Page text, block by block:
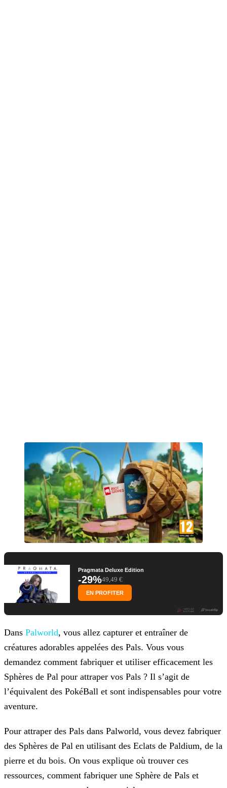
Pragmata Deluxe Edition
-29%49,49 €
EN PROFITER
Dans Palworld, vous allez capturer et entraîner de
créatures adorables appelées des Pals. Vous vous
demandez comment fabriquer et utiliser efficacement les
Sphères de Pal pour attraper vos Pals ? Il s’agit de
l’équivalent des PokéBall et sont indispensables pour votre
aventure.
Pour attraper des Pals dans Palworld, vous devez fabriquer
des Sphères de Pal en utilisant des Eclats de Paldium, de la
pierre et du bois. On vous explique où trouver ces
ressources, comment fabriquer une Sphère de Pals et